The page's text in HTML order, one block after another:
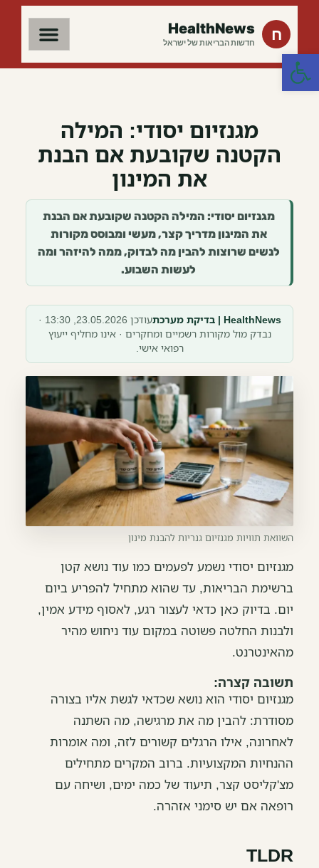
פתח סרגל נגישות
ח HealthNews
חדשות הבריאות של ישראל
מגנזיום יסודי: המילה הקטנה שקובעת אם הבנת
את המינון מדריך קצר, מעשי ומבוסס מקורות
לנשים שרוצות להבין מה לבדוק, ממה להיזהר ומה
לעשות השבוע.
מגנזיום יסודי: המילה
הקטנה שקובעת אם הבנת
את המינון
HealthNews | בדיקת מערכת
עודכן 23.05.2026, 13:30 ·
נבדק מול מקורות רשמיים ומחקרים · אינו מחליף ייעוץ
רפואי אישי.
השוואת תוויות מגנזיום גנריות להבנת מינון
מגנזיום יסודי נשמע לפעמים כמו עוד נושא קטן
ברשימת הבריאות, עד שהוא מתחיל להפריע ביום
יום. בדיוק כאן כדאי לעצור רגע, לאסוף מידע אמין,
ולבנות החלטה פשוטה במקום עוד ניחוש מהיר
מהאינטרנט.
תשובה קצרה:
מגנזיום יסודי הוא נושא שכדאי לגשת אליו בצורה
מסודרת: להבין מה את מרגישה, מה השתנה
לאחרונה, אילו הרגלים קשורים לזה, ומה אומרות
ההנחיות המקצועיות. ברוב המקרים מתחילים
מצ'קליסט קצר, תיעוד של כמה ימים, ושיחה עם
רופאה אם יש סימני אזהרה.
TLDR